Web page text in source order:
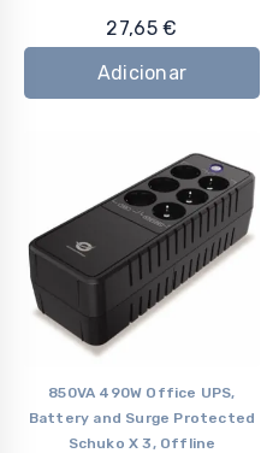
27,65€
Adicionar
850VA 490W Office UPS,
Battery and Surge Protected
Schuko X 3, Offline